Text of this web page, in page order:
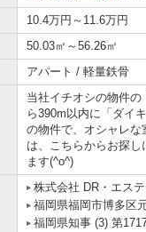
10.4万円～11.6万円
50.03㎡～56.26㎡
アパート / 軽量鉄骨
当社イチオシの物件
ら390m以内に「ダイ
の物件で、オシャレ
は、こちらからお探
ます(^o^)
株式会社 DR・エス
福岡県福岡市博多区
福岡県知事 (3) 第